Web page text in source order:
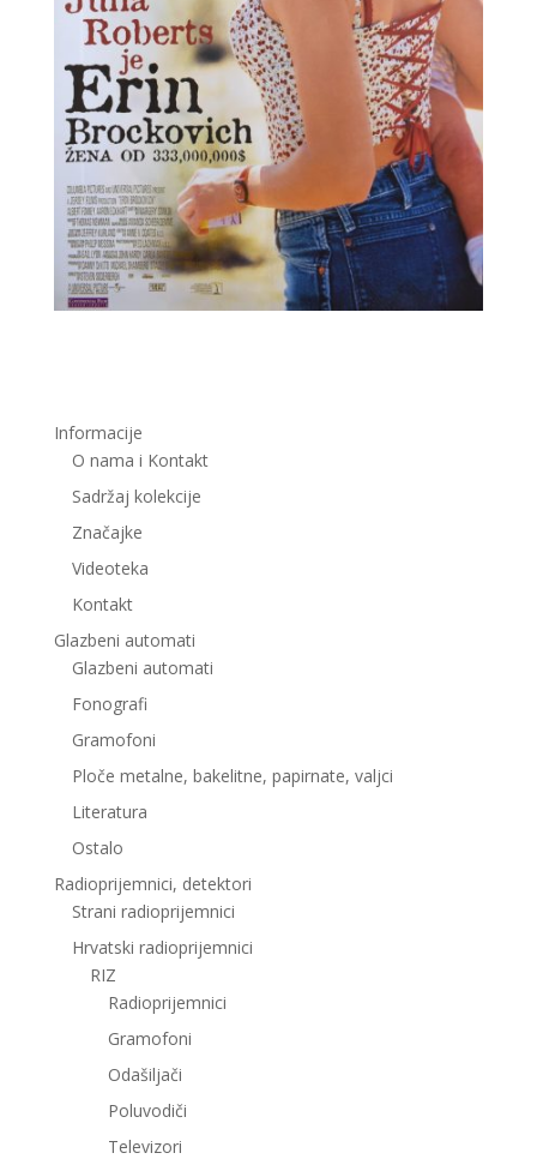
Informacije
O nama i Kontakt
Sadržaj kolekcije
Značajke
Videoteka
Kontakt
Glazbeni automati
Glazbeni automati
Fonografi
Gramofoni
Ploče metalne, bakelitne, papirnate, valjci
Literatura
Ostalo
Radioprijemnici, detektori
Strani radioprijemnici
Hrvatski radioprijemnici
RIZ
Radioprijemnici
Gramofoni
Odašiljači
Poluvodiči
Televizori